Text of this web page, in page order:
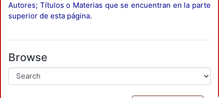
Autores; Títulos o Materias que se encuentran en la parte
superior de esta página.
Browse